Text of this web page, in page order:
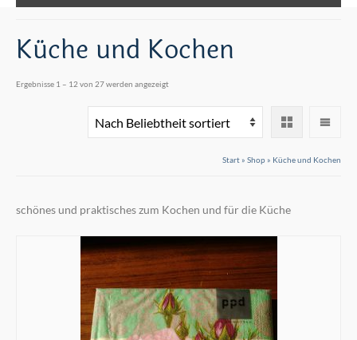
Küche und Kochen
Ergebnisse 1 – 12 von 27 werden angezeigtNach
sortiert
Start » Shop » Küche und Kochen
schönes und praktisches zum Kochen und für die Küche